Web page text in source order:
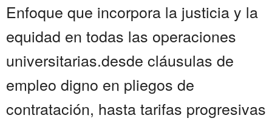
Enfoque que incorpora la justicia y la
equidad en todas las operaciones
universitarias.desde cláusulas de
empleo digno en pliegos de
contratación, hasta tarifas progresivas